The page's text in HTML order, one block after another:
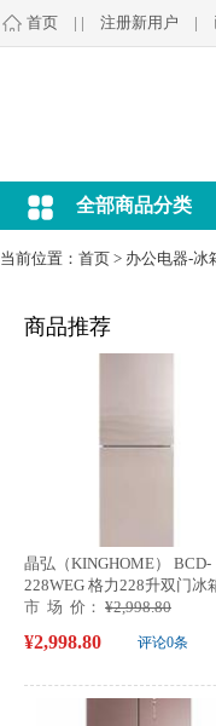
首页 | | 注册新用户 |
全部商品分类
当前位置： 首页 > 办公电器-冰
商品推荐
晶弘（KINGHOME） BCD-
228WEG 格力228升双门冰
市 场 价： ¥2,998.80
评论0条
¥2,998.80